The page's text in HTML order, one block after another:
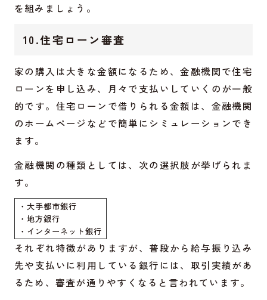
を組みましょう。
10.住宅ローン審査
家の購入は大きな金額になるため、金融機関で住宅
ローンを申し込み、月々で支払いしていくのが一般
的です。住宅ローンで借りられる金額は、金融機関
のホームページなどで簡単にシミュレーションでき
ます。
金融機関の種類としては、次の選択肢が挙げられま
す。
・大手都市銀行
・地方銀行
・インターネット銀行
それぞれ特徴がありますが、普段から給与振り込み
先や支払いに利用している銀行には、取引実績があ
るため、審査が通りやすくなると言われています。